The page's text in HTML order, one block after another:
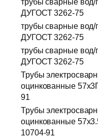
ДУГОСТ 3262-75
трубы сварные вод/
ДУГОСТ 3262-75
трубы сварные вод/
ДУГОСТ 3262-75
Трубы
оцинкованные
91
Трубы
оцинкованные
10704-91